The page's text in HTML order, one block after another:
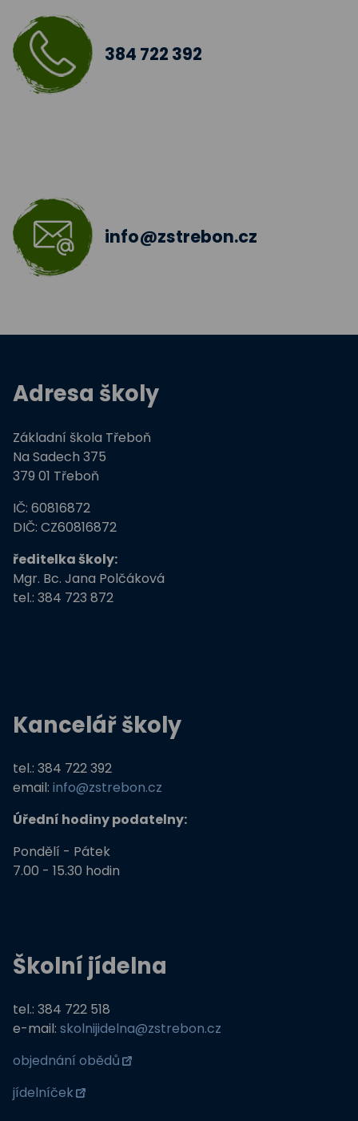
Doučování žáků škol
Šablony III
Šablony II.
Šablony 2016
Celé Česko čte dětem
Moderní technologie ve výuce
ZŠ Třeboň, Na Sadech jede do E
Tvořivá dílna žáků ZŠ Třeboň
Zdravé město Třeboň a ZŠ
Stromy, skřeti, dřeváci
EU peníze školám
Němčina nekouše
Podpora programů prevence krim
384 722 392
info@zstrebon.cz
Adresa školy
Základní škola Třeboň
Na Sadech 375
379 01 Třeboň
IČ: 60816872
DIČ: CZ60816872
ředitelka školy:
Mgr. Bc. Jana Polčáková
tel.: 384 723 872
Kancelář školy
tel.: 384 722 392
email: info@zstrebon.cz
Úřední hodiny podatelny:
Pondělí - Pátek
7.00 - 15.30 hodin
Školní jídelna
tel.: 384 722 518
e-mail: skolnijidelna@zstrebon.cz
objednání obědů
jídelníček